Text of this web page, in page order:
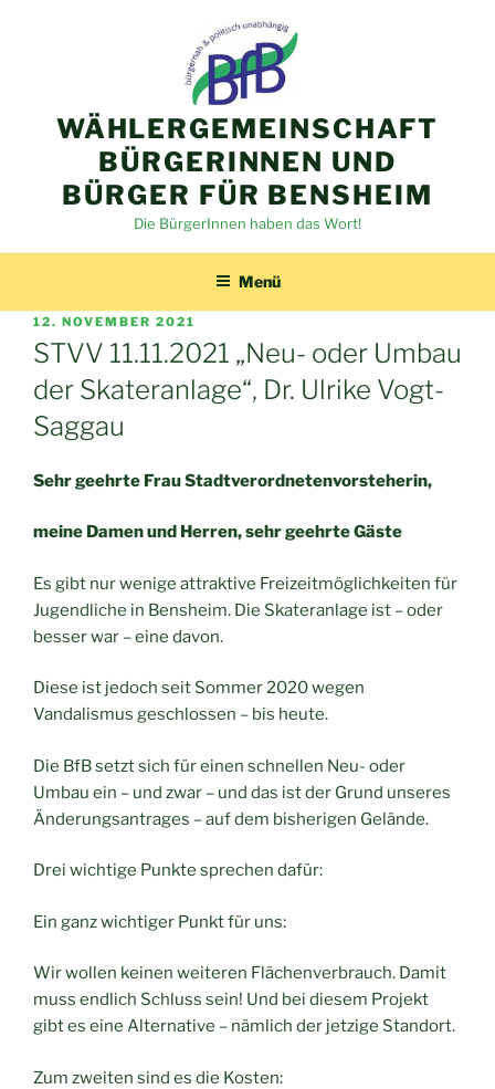
WÄHLERGEMEINSCHAFT
BÜRGERINNEN UND
BÜRGER FÜR BENSHEIM
Die BürgerInnen haben das Wort!
Menü
VERÖFFENTLICHT
AM
12. NOVEMBER 2021
STVV 11.11.2021 „Neu- oder Umbau
der Skateranlage“, Dr. Ulrike Vogt-
Saggau
Sehr geehrte Frau Stadtverordnetenvorsteherin,
meine Damen und Herren, sehr geehrte Gäste
Es gibt nur wenige attraktive Freizeitmöglichkeiten für
Jugendliche in Bensheim. Die Skateranlage ist – oder
besser war – eine davon.
Diese ist jedoch seit Sommer 2020 wegen
Vandalismus geschlossen – bis heute.
Die BfB setzt sich für einen schnellen Neu- oder
Umbau ein – und zwar – und das ist der Grund unseres
Änderungsantrages – auf dem bisherigen Gelände.
Drei wichtige Punkte sprechen dafür:
Ein ganz wichtiger Punkt für uns:
Wir wollen keinen weiteren Flächenverbrauch. Damit
muss endlich Schluss sein! Und bei diesem Projekt
gibt es eine Alternative – nämlich der jetzige Standort.
Zum zweiten sind es die Kosten: